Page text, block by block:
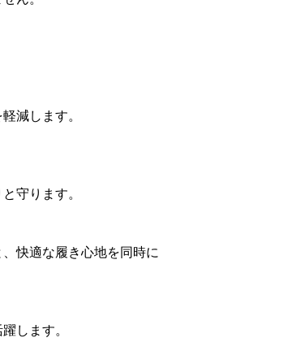
減します。
守ります。
快適な履き心地を同時に
します。